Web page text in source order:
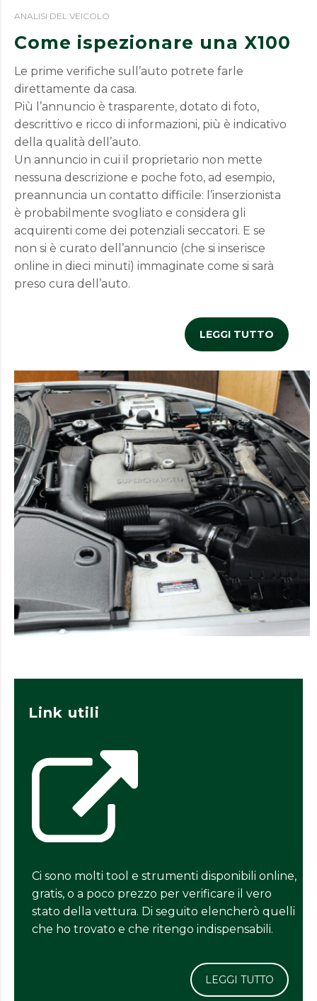
ANALISI DEL VEICOLO
Come ispezionare una X100
Le prime verifiche sull’auto potrete farle
direttamente da casa.
Più l’annuncio è trasparente, dotato di foto,
descrittivo e ricco di informazioni, più è indicativo
della qualità dell’auto.
Un annuncio in cui il proprietario non mette
nessuna descrizione e poche foto, ad esempio,
preannuncia un contatto difficile: l’inserzionista
è probabilmente svogliato e considera gli
acquirenti come dei potenziali seccatori. E se
non si è curato dell’annuncio (che si inserisce
online in dieci minuti) immaginate come si sarà
preso cura dell’auto.
LEGGI TUTTO
Link utili
Ci sono molti tool e strumenti disponibili online,
gratis, o a poco prezzo per verificare il vero
stato della vettura. Di seguito elencherò quelli
che ho trovato e che ritengo indispensabili.
LEGGI TUTTO